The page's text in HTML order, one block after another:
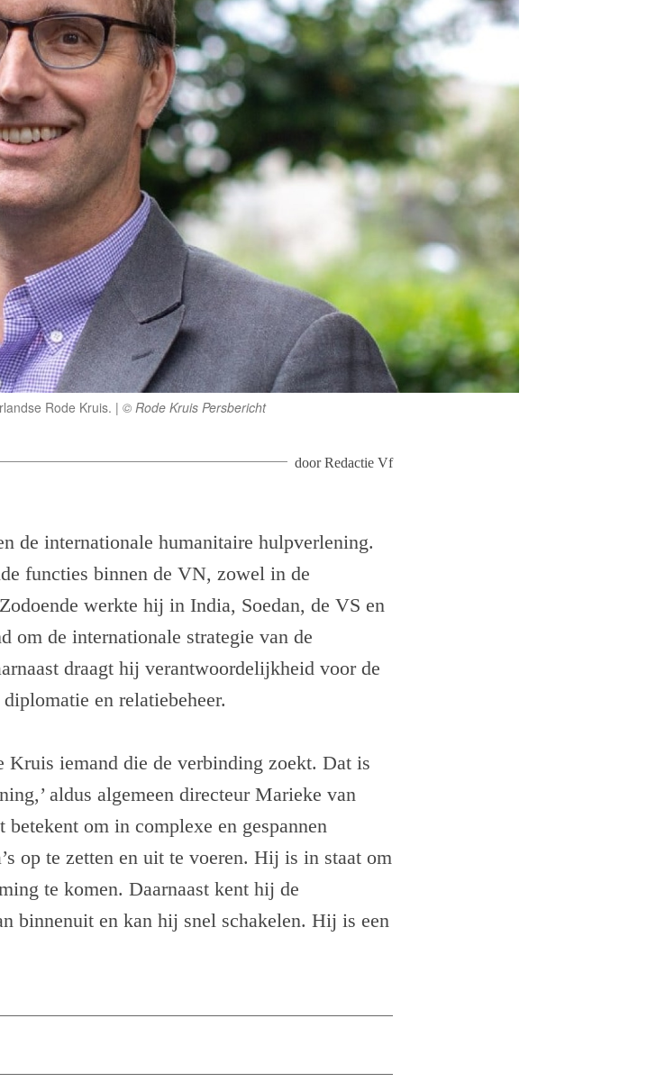
Rode Kruis. © Rode Kruis Persbericht
doorRedactie Vf
de internationale humanitaire hulpverlening.
functies binnen de VN, zowel in de
werkte hij in India, Soedan, de VS en
om de internationale strategie van de
draagt hij verantwoordelijkheid voor de
en relatiebeheer.
Kruis iemand die de verbinding zoekt. Dat is
aldus algemeen directeur Marieke van
om in complexe en gespannen
op te zetten en uit te voeren. Hij is in staat om
te komen. Daarnaast kent hij de
binnenuit en kan hij snel schakelen. Hij is een